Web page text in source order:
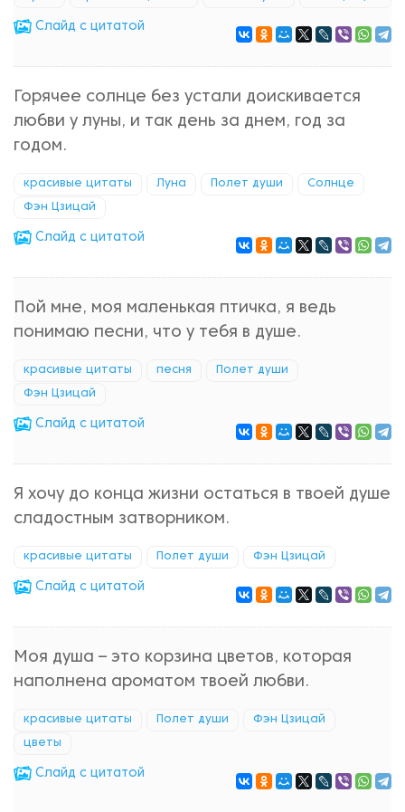
Cлайд с цитатой
Горячее солнце без устали доискивается
любви у луны, и так день за днем, год за
годом.
красивые цитаты Луна Полет души Солнце
Фэн Цзицай
Cлайд с цитатой
Пой мне, моя маленькая птичка, я ведь
понимаю песни, что у тебя в душе.
красивые цитаты песня Полет души
Фэн Цзицай
Cлайд с цитатой
Я хочу до конца жизни остаться в твоей душе
сладостным затворником.
красивые цитаты Полет души Фэн Цзицай
Cлайд с цитатой
Моя душа – это корзина цветов, которая
наполнена ароматом твоей любви.
красивые цитаты Полет души Фэн Цзицай
цветы
Cлайд с цитатой